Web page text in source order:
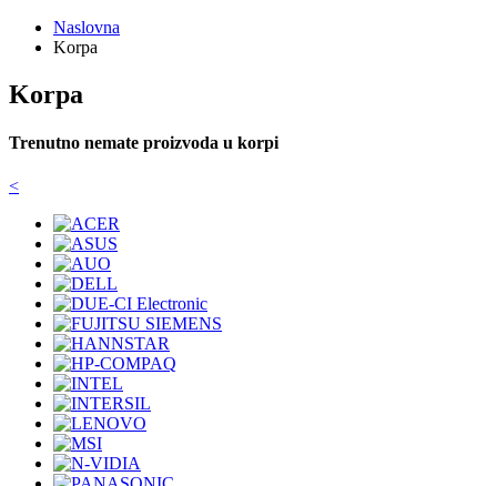
Naslovna
Korpa
Korpa
Trenutno nemate proizvoda u korpi
<